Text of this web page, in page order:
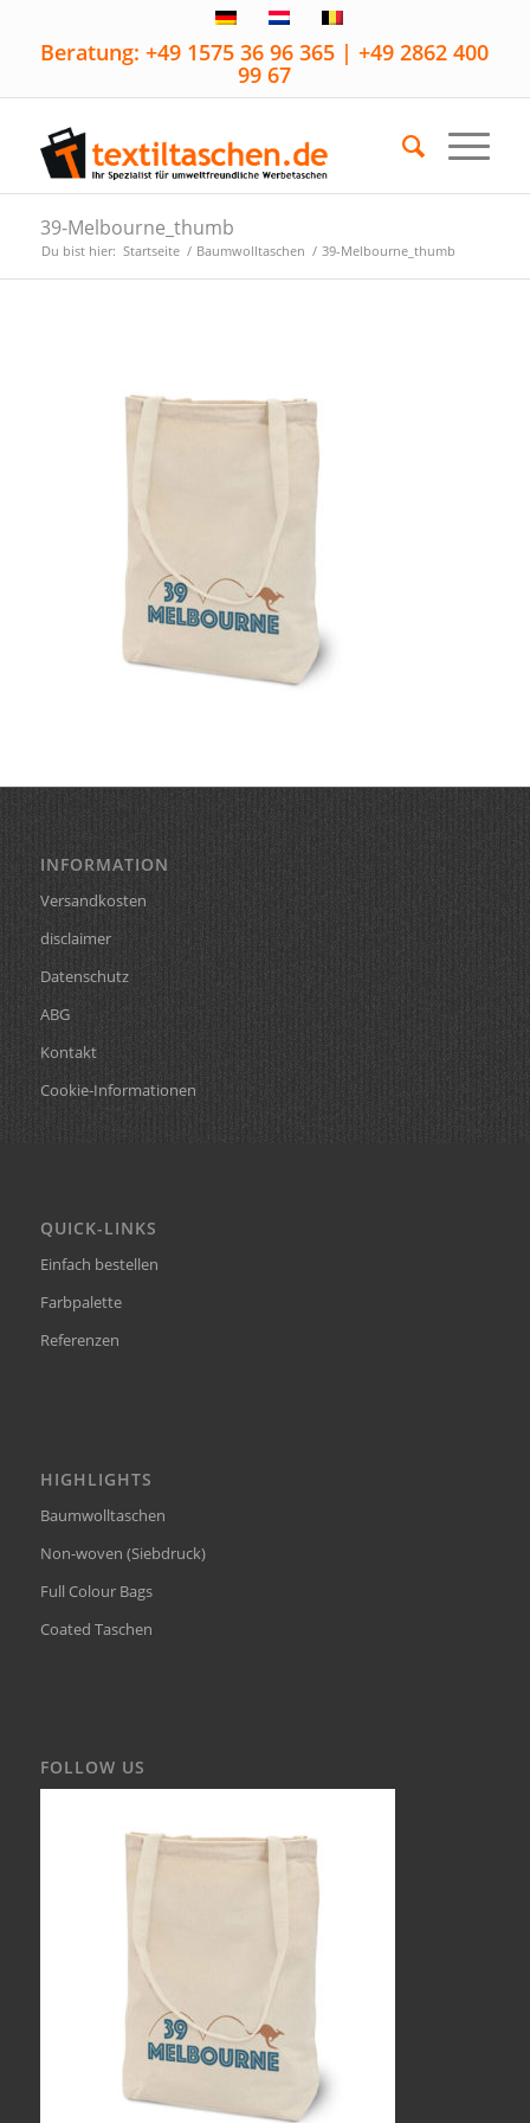
Beratung: +49 1575 36 96 365 | +49 2862 400
99 67
39-Melbourne_thumb
Du bist hier: Startseite / Baumwolltaschen / 39-Melbourne_thumb
INFORMATION
Versandkosten
disclaimer
Datenschutz
ABG
Kontakt
Cookie-Informationen
QUICK-LINKS
Einfach bestellen
Farbpalette
Referenzen
HIGHLIGHTS
Baumwolltaschen
Non-woven (Siebdruck)
Full Colour Bags
Coated Taschen
FOLLOW US